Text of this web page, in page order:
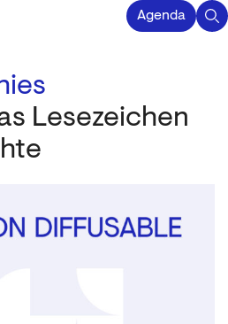
Agenda
Lesezeichen